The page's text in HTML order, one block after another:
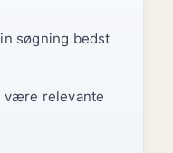
søgning bedst
være relevante